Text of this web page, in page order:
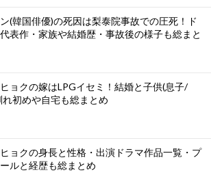
(韓国俳優)の死因は梨泰院事故での圧死！ド
表作・家族や結婚歴・事故後の様子も総まと
ョクの嫁はLPGイセミ！結婚と子供(息子/
れ初めや自宅も総まとめ
ョクの身長と性格・出演ドラマ作品一覧・プ
ルと経歴も総まとめ